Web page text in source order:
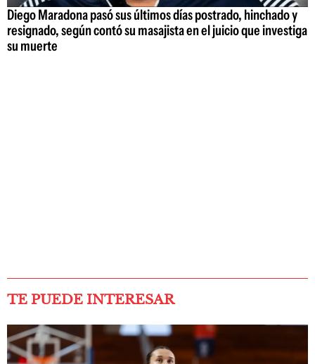
Diego Maradona pasó sus últimos días postrado, hinchado y
resignado, según contó su masajista en el juicio que investiga
su muerte
TE PUEDE INTERESAR